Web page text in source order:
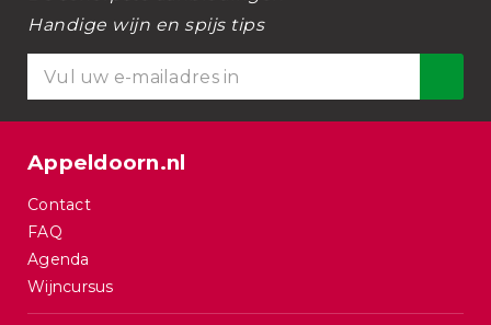
Handige wijn en spijs tips
Appeldoorn.nl
Contact
FAQ
Agenda
Wijncursus